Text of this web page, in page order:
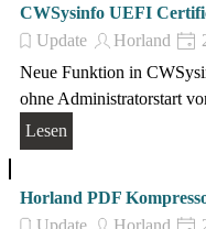
CWSysinfo UEFI
Update
Horland
Neue Funktion in
ohne Administratorstart
Lesen
Horland PDF